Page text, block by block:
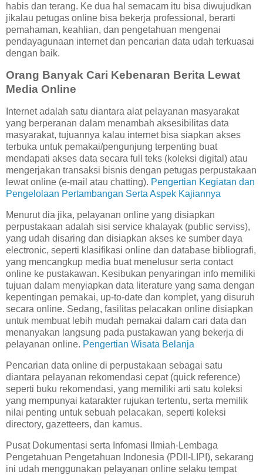
habis dan terang. Ke dua hal semacam itu bisa diwujudkan
jikalau petugas online bisa bekerja professional, berarti
pemahaman, keahlian, dan pengetahuan mengenai
pendayagunaan internet dan pencarian data udah terkuasai
dengan baik.
Orang Banyak Cari Kebenaran Berita Lewat
Media Online
Internet adalah satu diantara alat pelayanan masyarakat
yang berperanan dalam menambah aksesibilitas data
masyarakat, tujuannya kalau internet bisa siapkan akses
terbuka untuk pemakai/pengunjung terpenting buat
mendapati akses data secara full teks (koleksi digital) atau
mengerjakan transaksi bisnis dengan petugas perpustakaan
lewat online (e-mail atau chatting). Pengertian Kegiatan dan
Pengelolaan Pertambangan Serta Aspek Kajiannya
Menurut dia jika, pelayanan online yang disiapkan
perpustakaan adalah sisi service khalayak (public serviss),
yang udah disaring dan disiapkan akses ke sumber daya
electronic, seperti klasifikasi online dan database bibliografi,
yang mencangkup media buat menelusur serta contact
online ke pustakawan. Kesibukan penyaringan info memiliki
tujuan dalam menyiapkan data literature yang sama dengan
kepentingan pemakai, up-to-date dan komplet, yang disuruh
secara online. Sedang, fasilitas pelacakan online disiapkan
untuk membuat lebih mudah pemakai dalam cari data dan
menanyakan langsung pada pustakawan yang bekerja di
pelayanan online. Pengertian Wisata Belanja
Pencarian data online di perpustakaan sebagai satu
diantara pelayanan rekomendasi cepat (quick reference)
seperti buku rekomendasi, yang memiliki arti satu koleksi
yang mempunyai katarakter rujukan tertentu, serta memilik
nilai penting untuk sebuah pelacakan, seperti koleksi
directory, gazetteers, dan kamus.
Pusat Dokumentasi serta Infomasi Ilmiah-Lembaga
Pengetahuan Pengetahuan Indonesia (PDII-LIPI), sekarang
ini udah menggunakan pelayanan online selaku tempat